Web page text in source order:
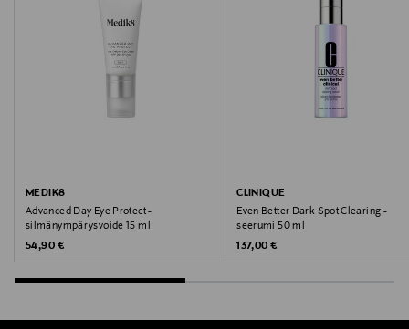
PL 91, 20101 Turku, Finland
Digitaalinen osoite
MEDIK8
Advanced Day Eye Protect -
silmänympärysvoide 15 ml
Original Price
54,90 €
CLINIQUE
Even Better Dark Spot Clearing -
seerumi 50 ml
Original Price
137,00 €